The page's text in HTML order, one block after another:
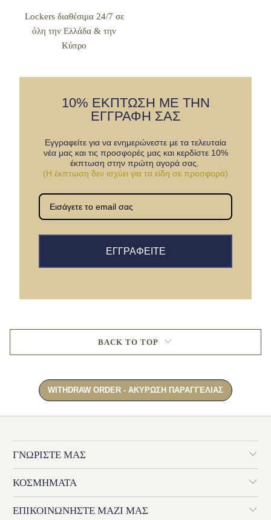
Lockers διαθέσιμα 24/7 σε
όλη την Ελλάδα & την
Κύπρο
10% ΕΚΠΤΩΣΗ ΜΕ ΤΗΝ
ΕΓΓΡΑΦΗ ΣΑΣ
Εγγραφείτε για να ενημερώνεστε με τα τελευταία
νέα μας και τις προσφορές μας και κερδίστε 10%
έκπτωση στην πρώτη αγορά σας.
(Η έκπτωση δεν ισχύει για τα είδη σε προσφορά)
ΕΓΓΡΑΦΕΙΤΕ
BACK TO TOP
ΓΝΩΡΙΣΤΕ ΜΑΣ
ΚΟΣΜΗΜΑΤΑ
ΕΠΙΚΟΙΝΩΝΗΣΤΕ ΜΑΖΙ ΜΑΣ